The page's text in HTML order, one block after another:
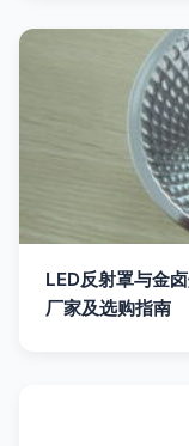
LED反射罩与金
厂家及选购指南